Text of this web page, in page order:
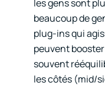
les gens sont
beaucoup de
plug-ins qui
peuvent
souvent
les côtés (mid/